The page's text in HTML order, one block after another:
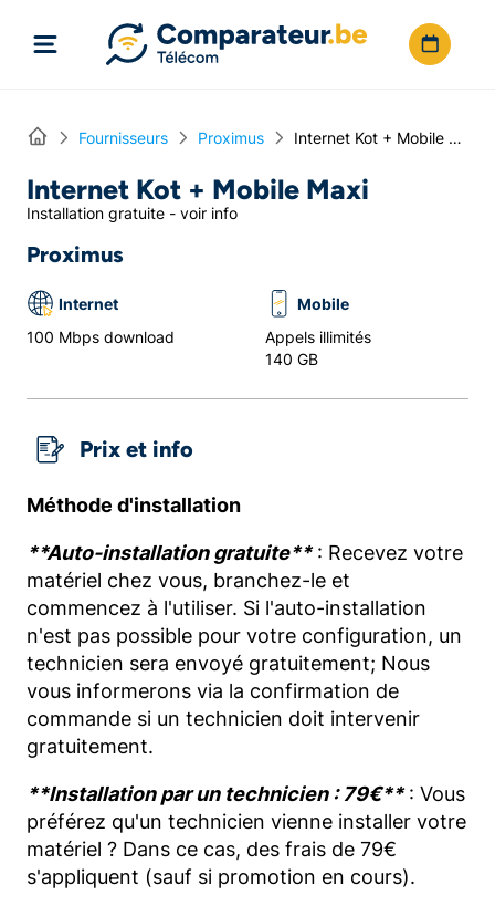
Home Fournisseurs Proximus Internet Kot + Mobile Maxi
Internet Kot + Mobile Maxi
Installation gratuite - voir info
Proximus
Internet
100 Mbps download
Mobile
Appels illimités
140 GB
Prix et info
Méthode d'installation
**Auto-installation gratuite**: Recevez votre
matériel chez vous, branchez-le et
commencez à l'utiliser. Si l'auto-installation
n'est pas possible pour votre configuration, un
technicien sera envoyé gratuitement; Nous
vous informerons via la confirmation de
commande si un technicien doit intervenir
gratuitement.
**Installation par un technicien : 79€**: Vous
préférez qu'un technicien vienne installer votre
matériel ? Dans ce cas, des frais de 79€
s'appliquent (sauf si promotion en cours).